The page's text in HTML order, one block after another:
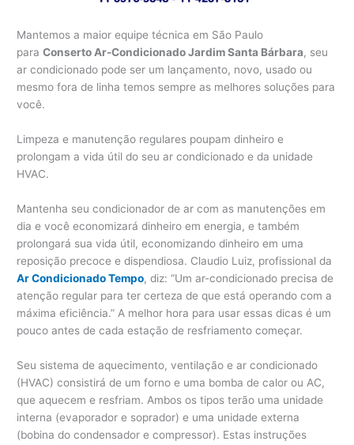
Mantemos a maior equipe técnica em São Paulo
paraConserto Ar-Condicionado Jardim Santa Bárbara, seu
ar condicionado pode ser um lançamento, novo, usado ou
mesmo fora de linha temos sempre as melhores soluções para
você.
Limpeza e manutenção regulares poupam dinheiro e
prolongam a vida útil do seu ar condicionado e da unidade
HVAC.
Mantenha seu condicionador de ar com as manutenções em
dia e você economizará dinheiro em energia, e também
prolongará sua vida útil, economizando dinheiro em uma
reposição precoce e dispendiosa. Claudio Luiz, profissional da
Ar Condicionado Tempo, diz: “Um ar-condicionado precisa de
atenção regular para ter certeza de que está operando com a
máxima eficiência.” A melhor hora para usar essas dicas é um
pouco antes de cada estação de resfriamento começar.
Seu sistema de aquecimento, ventilação e ar condicionado
(HVAC) consistirá de um forno e uma bomba de calor ou AC,
que aquecem e resfriam. Ambos os tipos terão uma unidade
interna (evaporador e soprador) e uma unidade externa
(bobina do condensador e compressor). Estas instruções